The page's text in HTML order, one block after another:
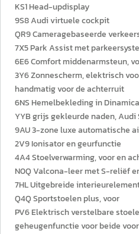
KS1 Head-updisplay
9S8 Audi virtuele cockpit
QR9 Cameragebaseerde
7X5 Park Assist met
6E6 Comfort middenarmsteun,
3Y6 Zonnescherm, elektrisch
handmatig voor de achterruit
6NS Hemelbekleding in
YYB grijs gekleurde naden, Audi
9AU 3-zone luxe automatische
2V9 Ionisator en geurfunctie
4A4 Stoelverwarming, voor en
N0Q Valcona-leer met S-reliëf
7HL Uitgebreide
Q4Q Sportstoelen plus, voor
PV6 Elektrisch verstelbare
geheugenfunctie voor beide